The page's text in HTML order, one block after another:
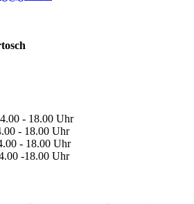
- 18.00 Uhr
- 18.00 Uhr
- 18.00 Uhr
-18.00 Uhr